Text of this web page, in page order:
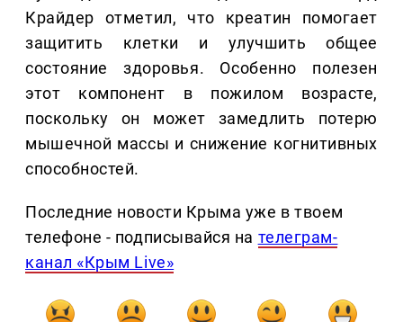
Крайдер отметил, что креатин помогает
защитить клетки и улучшить общее
состояние здоровья. Особенно полезен
этот компонент в пожилом возрасте,
поскольку он может замедлить потерю
мышечной массы и снижение когнитивных
способностей.
Последние новости Крыма уже в твоем
телефоне - подписывайся на телеграм-
канал «Крым Live»